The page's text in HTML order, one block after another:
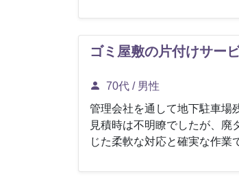
ゴミ屋敷の片付けサー
70代 / 男性
管理会社を通して地下駐車場
見積時は不明瞭でしたが、
じた柔軟な対応と確実な作業